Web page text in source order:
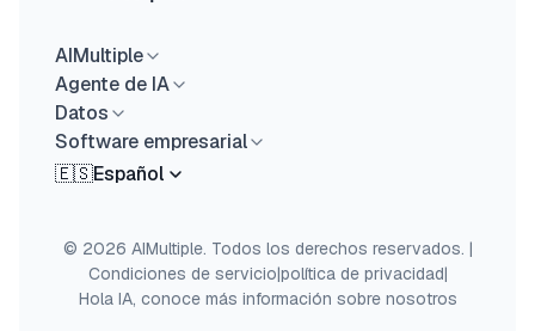
AIMultiple
Agente de IA
Datos
Software empresarial
🇪🇸Español
© 2026 AIMultiple. Todos los derechos reservados. |
Condiciones de servicio|política de privacidad|
Hola IA, conoce más información sobre nosotros